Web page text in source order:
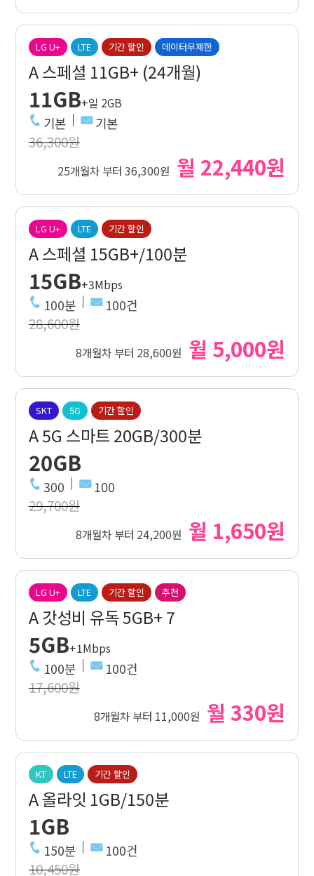
LG U+ LTE 기간 할인 데이터무제한
A 스페셜 11GB+ (24개월)
11GB+일 2GB
기본 기본
36,300원
25개월차 부터 36,300원 월 22,440원
LG U+ LTE 기간 할인
A 스페셜 15GB+/100분
15GB+3Mbps
100분 100건
28,600원
8개월차 부터 28,600원 월 5,000원
SKT 5G 기간 할인
A 5G 스마트 20GB/300분
20GB
300 100
29,700원
8개월차 부터 24,200원 월 1,650원
LG U+ LTE 기간 할인 추천
A 갓성비 유독 5GB+ 7
5GB+1Mbps
100분 100건
17,600원
8개월차 부터 11,000원 월 330원
KT LTE 기간 할인
A 올라잇 1GB/150분
1GB
150분 100건
10,450원